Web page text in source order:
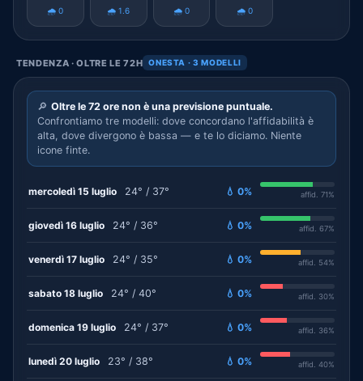
🌧️ 0 🌧️ 1.6 🌧️ 0 🌧️ 0
TENDENZA · OLTRE LE 72H ONESTA · 3 MODELLI
🔎 Oltre le 72 ore non è una previsione puntuale.
Confrontiamo tre modelli: dove concordano l'affidabilità è
alta, dove divergono è bassa — e te lo diciamo. Niente
icone finte.
mercoledì 15 luglio 24° / 37° 💧 0% affid. 71%
giovedì 16 luglio 24° / 36° 💧 0% affid. 67%
venerdì 17 luglio 24° / 35° 💧 0% affid. 54%
sabato 18 luglio 24° / 40° 💧 0% affid. 30%
domenica 19 luglio 24° / 37° 💧 0% affid. 36%
lunedì 20 luglio 23° / 38° 💧 0% affid. 40%